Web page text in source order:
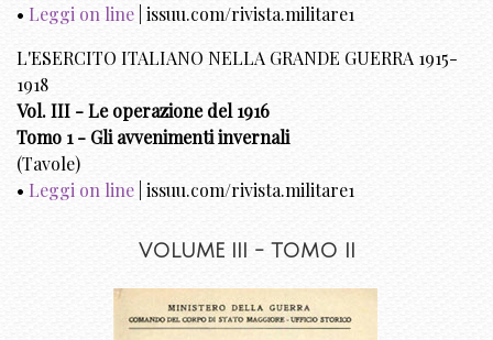
• Leggi on line | issuu.com/rivista.militare1
L'ESERCITO ITALIANO NELLA GRANDE GUERRA 1915-
1918
Vol. III - Le operazione del 1916
Tomo 1 - Gli avvenimenti invernali
(Tavole)
• Leggi on line | issuu.com/rivista.militare1
VOLUME III - TOMO II